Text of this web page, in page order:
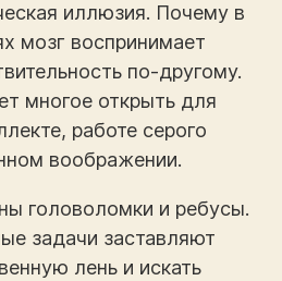
иллюзия. Почему в
мозг воспринимает
по-другому.
многое открыть для
работе серого
воображении.
головоломки и ребусы.
задачи заставляют
лень и искать